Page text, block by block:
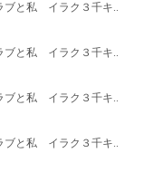
ブと私 イラク３千キ..
ブと私 イラク３千キ..
ブと私 イラク３千キ..
ブと私 イラク３千キ..